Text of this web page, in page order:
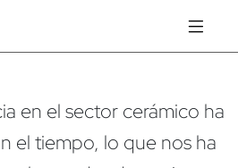
en el sector cerámico ha
el tiempo, lo que nos ha